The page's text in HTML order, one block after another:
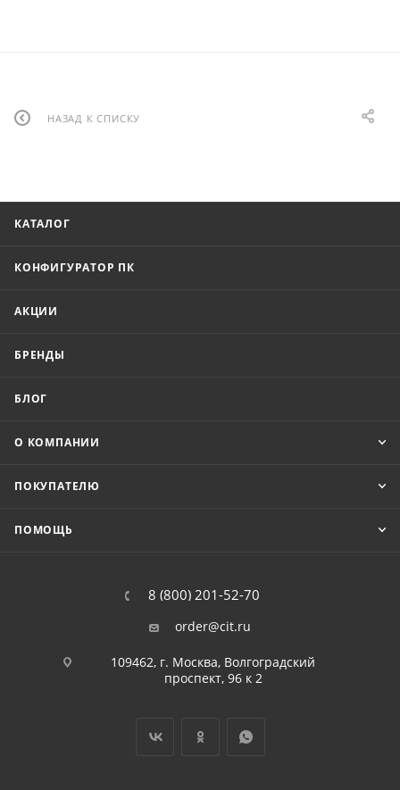
НАЗАД К СПИСКУ
КАТАЛОГ
КОНФИГУРАТОР ПК
АКЦИИ
БРЕНДЫ
БЛОГ
О КОМПАНИИ
ПОКУПАТЕЛЮ
ПОМОЩЬ
8 (800) 201-52-70
order@cit.ru
109462, г. Москва, Волгоградский
проспект, 96 к 2